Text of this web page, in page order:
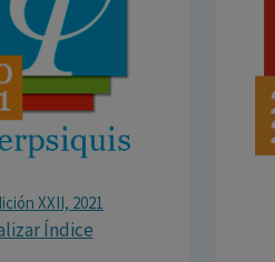
XXII, 2021
Índice